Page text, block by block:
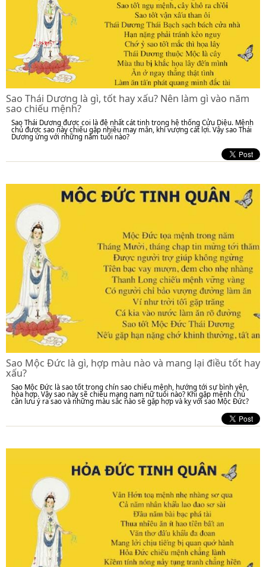
Sao Thái Dương là gì, tốt hay xấu? Nên làm gì vào năm
sao chiếu mệnh?
Sao Thái Dương được coi là đệ nhất cát tinh trong hệ thống Cửu Diệu. Mệnh
chủ được sao này chiếu gặp nhiều may mắn, khí vượng cát lợi. Vậy sao Thái
Dương ứng với những năm tuổi nào?
Sao Mộc Đức là gì, hợp màu nào và mang lại điều tốt hay
xấu?
Sao Mộc Đức là sao tốt trong chín sao chiếu mệnh, hướng tới sự bình yên,
hòa hợp. Vậy sao này sẽ chiếu mạng nam nữ tuổi nào? Khi gặp mệnh chủ
cần lưu ý ra sao và những màu sắc nào sẽ gặp hợp và kỵ với sao Mộc Đức?